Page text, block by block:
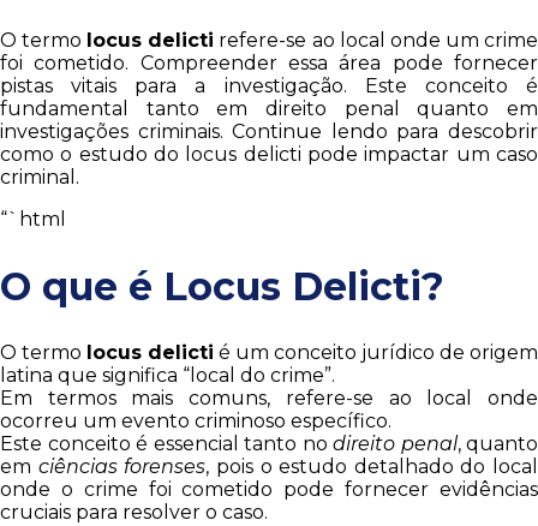
O termo locus delicti refere-se ao local onde um crime
foi cometido. Compreender essa área pode fornecer
pistas vitais para a investigação. Este conceito é
fundamental tanto em direito penal quanto em
investigações criminais. Continue lendo para descobrir
como o estudo do locus delicti pode impactar um caso
criminal.
“`html
O que é Locus Delicti?
O termo locus delicti é um conceito jurídico de origem
latina que significa “local do crime”.
Em termos mais comuns, refere-se ao local onde
ocorreu um evento criminoso específico.
Este conceito é essencial tanto no direito penal, quanto
em ciências forenses, pois o estudo detalhado do local
onde o crime foi cometido pode fornecer evidências
cruciais para resolver o caso.